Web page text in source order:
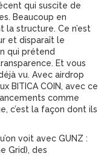
qui suscite de
. Beaucoup en
structure. Ce n’est
et disparaît le
qui prétend
Et vous
vu. Avec airdrop
BITICA COIN, avec ce
comme
c’est la façon dont ils
voit avec GUNZ :
Grid), des